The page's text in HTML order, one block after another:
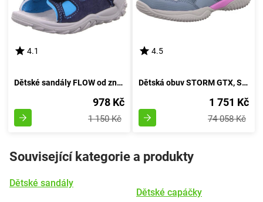
4.1
Dětské sandály FLOW od značky Superfit, velikost 22, modré barvy, model 8-09035-81
978 Kč
1 150 Kč
4.5
Dětská obuv STORM GTX, Superfit, 1-006386-8020, purpurová - velikost 32
1 751 Kč
74 058 Kč
Související kategorie a produkty
Dětské sandály
Dětské capáčky